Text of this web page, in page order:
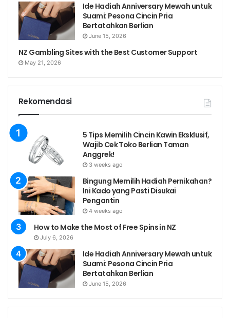
Ide Hadiah Anniversary Mewah untuk
Suami: Pesona Cincin Pria
Bertatahkan Berlian
June 15, 2026
NZ Gambling Sites with the Best Customer Support
May 21, 2026
Rekomendasi
5 Tips Memilih Cincin Kawin Eksklusif,
Wajib Cek Toko Berlian Taman
Anggrek!
3 weeks ago
Bingung Memilih Hadiah Pernikahan?
Ini Kado yang Pasti Disukai
Pengantin
4 weeks ago
How to Make the Most of Free Spins in NZ
July 6, 2026
Ide Hadiah Anniversary Mewah untuk
Suami: Pesona Cincin Pria
Bertatahkan Berlian
June 15, 2026